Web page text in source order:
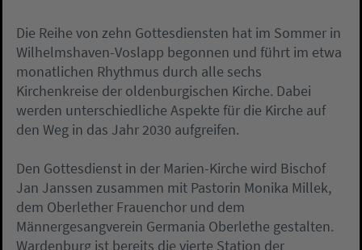
Die Reihe von zehn Gottesdiensten hat im Sommer in
Wilhelmshaven-Voslapp begonnen und führt im etwa
monatlichen Rhythmus durch alle sechs
Kirchenkreise der oldenburgischen Kirche. Dabei
werden unterschiedliche Aspekte für die Kirche auf
den Weg in das Jahr 2030 aufgreifen.
Den Gottesdienst in der Marien-Kirche wird Bischof
Jan Janssen zusammen mit Pastorin Monika Millek,
dem Oberlether Frauenchor und dem
Männergesangverein Germania Oberlethe gestalten.
Wardenburg ist bereits die vierte Station der